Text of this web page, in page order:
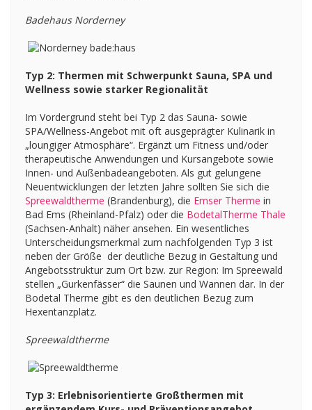
Badehaus Norderney
Typ 2: Thermen mit Schwerpunkt Sauna, SPA und
Wellness sowie starker Regionalität
Im Vordergrund steht bei Typ 2 das Sauna- sowie
SPA/Wellness-Angebot mit oft ausgeprägter Kulinarik in
„loungiger Atmosphäre“. Ergänzt um Fitness und/oder
therapeutische Anwendungen und Kursangebote sowie
Innen- und Außenbadeangeboten. Als gut gelungene
Neuentwicklungen der letzten Jahre sollten Sie sich die
Spreewaldtherme (Brandenburg), die Emser Therme in
Bad Ems (Rheinland-Pfalz) oder die BodetalTherme Thale
(Sachsen-Anhalt) näher ansehen. Ein wesentliches
Unterscheidungsmerkmal zum nachfolgenden Typ 3 ist
neben der Größe der deutliche Bezug in Gestaltung und
Angebotsstruktur zum Ort bzw. zur Region: Im Spreewald
stellen „Gurkenfässer“ die Saunen und Wannen dar. In der
Bodetal Therme gibt es den deutlichen Bezug zum
Hexentanzplatz.
Spreewaldtherme
Typ 3: Erlebnisorientierte Großthermen mit